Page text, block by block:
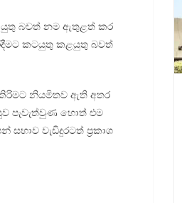
යුතු බවත් නම ඇතුළත් කර
කටයුතු කළයුතු බවත්
නියමිතව ඇති අතර
පැවැත්වුණ හොත් එම
වැඩිදුරටත් ප්‍රකාශ